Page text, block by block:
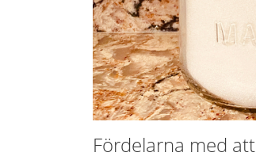
Fördelarna med